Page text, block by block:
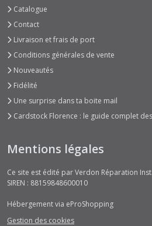
Catalogue
Contact
Livraison et frais de port
Conditions générales de vente
Nouveautés
Fidélité
Une surprise dans ta boite mail
Cardstock Florence : le guide complet
Mentions légales
Ce site est édité par Verdon Réparation
SIREN : 88159848600010
Hébergement via eProShopping
Gestion des cookies